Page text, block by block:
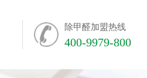
除甲醛加盟热线
400-9979-800